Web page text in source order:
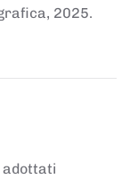
2025.
adottati